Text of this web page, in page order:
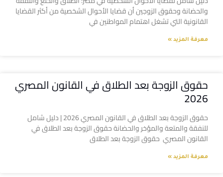
والحضانة وحقوق الزوجين أن قضايا الأحوال الشخصية من أكثر القضايا
القانونية التي تشغل اهتمام المواطنين في
معرفة المزيد »
حقوق الزوجة بعد الطلاق في القانون المصري
2026
حقوق الزوجة بعد الطلاق في القانون المصري 2026 | دليل شامل
للنفقة والمتعة والمؤخر والحضانة حقوق الزوجة بعد الطلاق في
القانون المصري حقوق الزوجة بعد الطلاق
معرفة المزيد »